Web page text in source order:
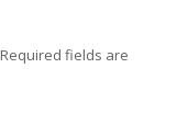
Required fields are